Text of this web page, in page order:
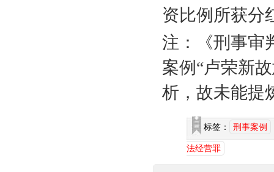
资比例所获分
注：《刑事审
案例“卢荣新
析，故未能提
标签： 刑事案例
法经营罪